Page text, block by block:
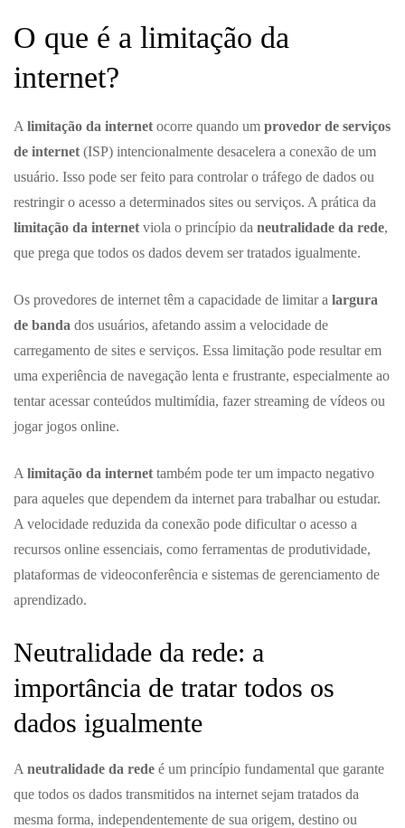
O que é a limitação da
internet?
A limitação da internet ocorre quando um provedor de serviços
de internet (ISP) intencionalmente desacelera a conexão de um
usuário. Isso pode ser feito para controlar o tráfego de dados ou
restringir o acesso a determinados sites ou serviços. A prática da
limitação da internet viola o princípio da neutralidade da rede,
que prega que todos os dados devem ser tratados igualmente.
Os provedores de internet têm a capacidade de limitar a largura
de banda dos usuários, afetando assim a velocidade de
carregamento de sites e serviços. Essa limitação pode resultar em
uma experiência de navegação lenta e frustrante, especialmente ao
tentar acessar conteúdos multimídia, fazer streaming de vídeos ou
jogar jogos online.
A limitação da internet também pode ter um impacto negativo
para aqueles que dependem da internet para trabalhar ou estudar.
A velocidade reduzida da conexão pode dificultar o acesso a
recursos online essenciais, como ferramentas de produtividade,
plataformas de videoconferência e sistemas de gerenciamento de
aprendizado.
Neutralidade da rede: a
importância de tratar todos os
dados igualmente
A neutralidade da rede é um princípio fundamental que garante
que todos os dados transmitidos na internet sejam tratados da
mesma forma, independentemente de sua origem, destino ou